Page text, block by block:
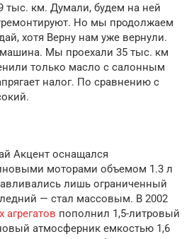
тыс. км. Думали, будем на ней
Но мы продолжаем
хотя Верну нам уже вернули.
машина. Мы проехали 35 тыс. км
только масло с салонным
налог. По сравнению с
Акцент оснащался
моторами объемом 1.3 л
лишь ограниченный
— стал массовым. В 2002
пополнил 1,5-литровый
атмосферник емкостью 1,6